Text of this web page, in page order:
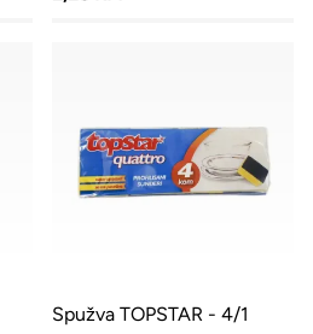
Spužva TOPSTAR - 4/1